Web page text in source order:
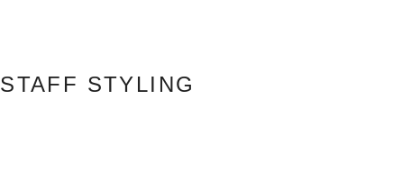
STAFF STYLING